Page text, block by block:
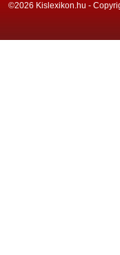
©2026 Kislexikon.hu -